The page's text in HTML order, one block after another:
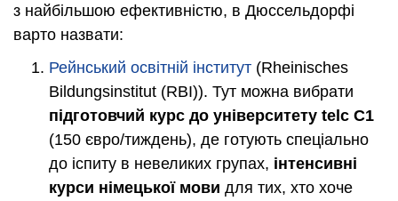
з найбільшою ефективністю, в Дюссельдорфі
варто назвати:
Рейнський освітній інститут (Rheinisches
Bildungsinstitut (RBI)). Тут можна вибрати
підготовчий курс до університету telc C1
(150 євро/тиждень), де готують спеціально
до іспиту в невеликих групах, інтенсивні
курси німецької мови для тих, хто хоче